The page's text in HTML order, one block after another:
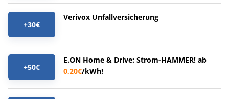
+30€
Verivox Unfallversicherung
+50€
E.ON Home & Drive: Strom-HAMMER! ab
0,20€/kWh!